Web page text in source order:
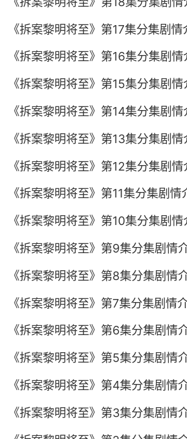
《拆案黎明将至》第17集分集剧情
《拆案黎明将至》第16集分集剧情
《拆案黎明将至》第15集分集剧情
《拆案黎明将至》第14集分集剧情
《拆案黎明将至》第13集分集剧情
《拆案黎明将至》第12集分集剧情
《拆案黎明将至》第11集分集剧情
《拆案黎明将至》第10集分集剧情
《拆案黎明将至》第9集分集剧情
《拆案黎明将至》第8集分集剧情
《拆案黎明将至》第7集分集剧情
《拆案黎明将至》第6集分集剧情
《拆案黎明将至》第5集分集剧情
《拆案黎明将至》第4集分集剧情
《拆案黎明将至》第3集分集剧情